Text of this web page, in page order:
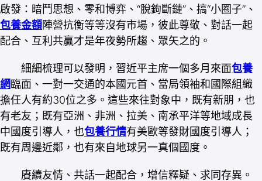
啟發：暗鬥思想、零和博弈、“脫鉤斷鏈”、搞“小圈子”、
包養金額陣營抗衡等等沒有市場，彼此尊敬、對話一起
配合、互利共贏才是年夜勢所趨、眾矢之的。
細細梳理可以發明，習近平主席一個多月來面包養
網臨面、一對一交通的本國元首、當局領袖和國際組織
擔任人有約30位之多。這些來往對象中，既有新朋，也
有老友；既有亞洲、非洲、拉美、南承平洋等地域成長
中國度引導人，也包養行情有美歐等發財國度引導人；
既有周邊近鄰，也有來自地球另一真個國度。
賡續友情、共話一起配合，增信釋疑、求同存異。